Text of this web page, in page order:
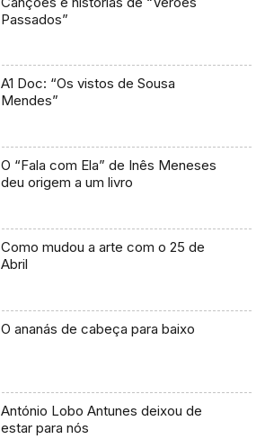
Passados”
A1 Doc: “Os vistos de Sousa
Mendes”
O “Fala com Ela” de Inês Meneses
deu origem a um livro
Como mudou a arte com o 25 de
Abril
O ananás de cabeça para baixo
António Lobo Antunes deixou de
estar para nós